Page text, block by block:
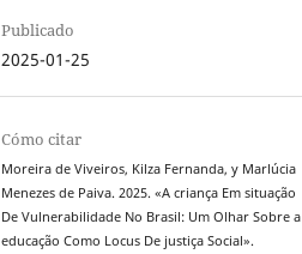
Publicado
2025-01-25
Cómo citar
Moreira de Viveiros, Kilza Fernanda, y Marlúcia
Menezes de Paiva. 2025. «A criança Em situação
De Vulnerabilidade No Brasil: Um Olhar Sobre a
educação Como Locus De justiça Social».